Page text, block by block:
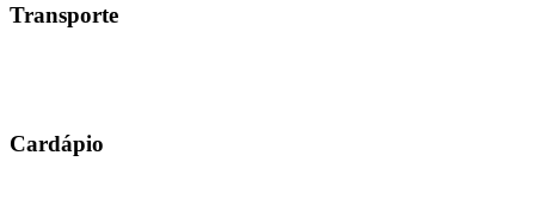
Transporte
Cardápio